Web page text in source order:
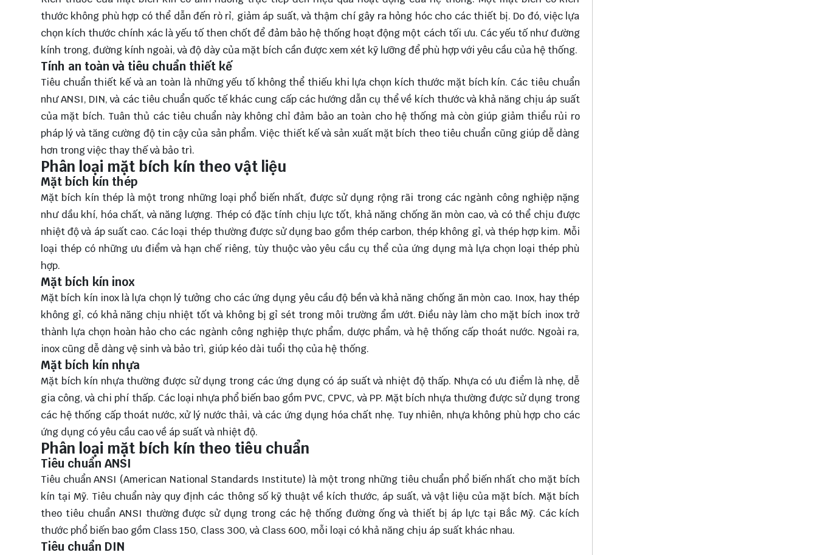
thước không phù hợp có thể dẫn đến rò rỉ, giảm áp suất, và thậm chí gây ra hỏng hóc cho các thiết bị. Do đó, việc lựa
chọn kích thước chính xác là yếu tố then chốt để đảm bảo hệ thống hoạt động một cách tối ưu. Các yếu tố như đường
kính trong, đường kính ngoài, và độ dày của mặt bích cần được xem xét kỹ lưỡng để phù hợp với yêu cầu của hệ thống.
Tính an toàn và tiêu chuẩn thiết kế
Tiêu chuẩn thiết kế và an toàn là những yếu tố không thể thiếu khi lựa chọn kích thước mặt bích kín. Các tiêu chuẩn
như ANSI, DIN, và các tiêu chuẩn quốc tế khác cung cấp các hướng dẫn cụ thể về kích thước và khả năng chịu áp suất
của mặt bích. Tuân thủ các tiêu chuẩn này không chỉ đảm bảo an toàn cho hệ thống mà còn giúp giảm thiểu rủi ro
pháp lý và tăng cường độ tin cậy của sản phẩm. Việc thiết kế và sản xuất mặt bích theo tiêu chuẩn cũng giúp dễ dàng
hơn trong việc thay thế và bảo trì.
Phân loại mặt bích kín theo vật liệu
Mặt bích kín thép
Mặt bích kín thép là một trong những loại phổ biến nhất, được sử dụng rộng rãi trong các ngành công nghiệp nặng
như dầu khí, hóa chất, và năng lượng. Thép có đặc tính chịu lực tốt, khả năng chống ăn mòn cao, và có thể chịu được
nhiệt độ và áp suất cao. Các loại thép thường được sử dụng bao gồm thép carbon, thép không gỉ, và thép hợp kim. Mỗi
loại thép có những ưu điểm và hạn chế riêng, tùy thuộc vào yêu cầu cụ thể của ứng dụng mà lựa chọn loại thép phù
hợp.
Mặt bích kín inox
Mặt bích kín inox là lựa chọn lý tưởng cho các ứng dụng yêu cầu độ bền và khả năng chống ăn mòn cao. Inox, hay thép
không gỉ, có khả năng chịu nhiệt tốt và không bị gỉ sét trong môi trường ẩm ướt. Điều này làm cho mặt bích inox trở
thành lựa chọn hoàn hảo cho các ngành công nghiệp thực phẩm, dược phẩm, và hệ thống cấp thoát nước. Ngoài ra,
inox cũng dễ dàng vệ sinh và bảo trì, giúp kéo dài tuổi thọ của hệ thống.
Mặt bích kín nhựa
Mặt bích kín nhựa thường được sử dụng trong các ứng dụng có áp suất và nhiệt độ thấp. Nhựa có ưu điểm là nhẹ, dễ
gia công, và chi phí thấp. Các loại nhựa phổ biến bao gồm PVC, CPVC, và PP. Mặt bích nhựa thường được sử dụng trong
các hệ thống cấp thoát nước, xử lý nước thải, và các ứng dụng hóa chất nhẹ. Tuy nhiên, nhựa không phù hợp cho các
ứng dụng có yêu cầu cao về áp suất và nhiệt độ.
Phân loại mặt bích kín theo tiêu chuẩn
Tiêu chuẩn ANSI
Tiêu chuẩn ANSI (American National Standards Institute) là một trong những tiêu chuẩn phổ biến nhất cho mặt bích
kín tại Mỹ. Tiêu chuẩn này quy định các thông số kỹ thuật về kích thước, áp suất, và vật liệu của mặt bích. Mặt bích
theo tiêu chuẩn ANSI thường được sử dụng trong các hệ thống đường ống và thiết bị áp lực tại Bắc Mỹ. Các kích
thước phổ biến bao gồm Class 150, Class 300, và Class 600, mỗi loại có khả năng chịu áp suất khác nhau.
Tiêu chuẩn DIN